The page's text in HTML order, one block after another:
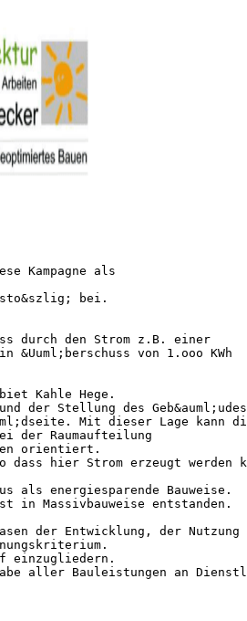
Kampagne als
bei.
durch den Strom z.B. einer
von 1.ooo KWh
Kahle Hege.
der Stellung des
Mit dieser Lage kann
der Raumaufteilung
orientiert.
dass hier Strom erzeugt werden
als energiesparende Bauweise.
in Massivbauweise entstanden.
der Entwicklung, der Nutzung
einzugliedern.
aller Bauleistungen an